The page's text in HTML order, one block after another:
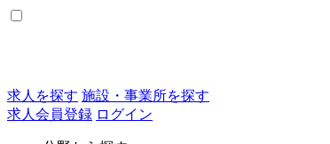
求人を探す 施設・事業所を探す
求人会員登録 ログイン